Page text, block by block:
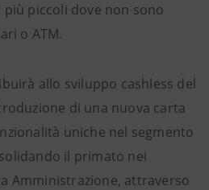
piccoli dove non sono
o ATM.
allo sviluppo cashless del
di una nuova carta
uniche nel segmento
il primato nei
Amministrazione, attraverso